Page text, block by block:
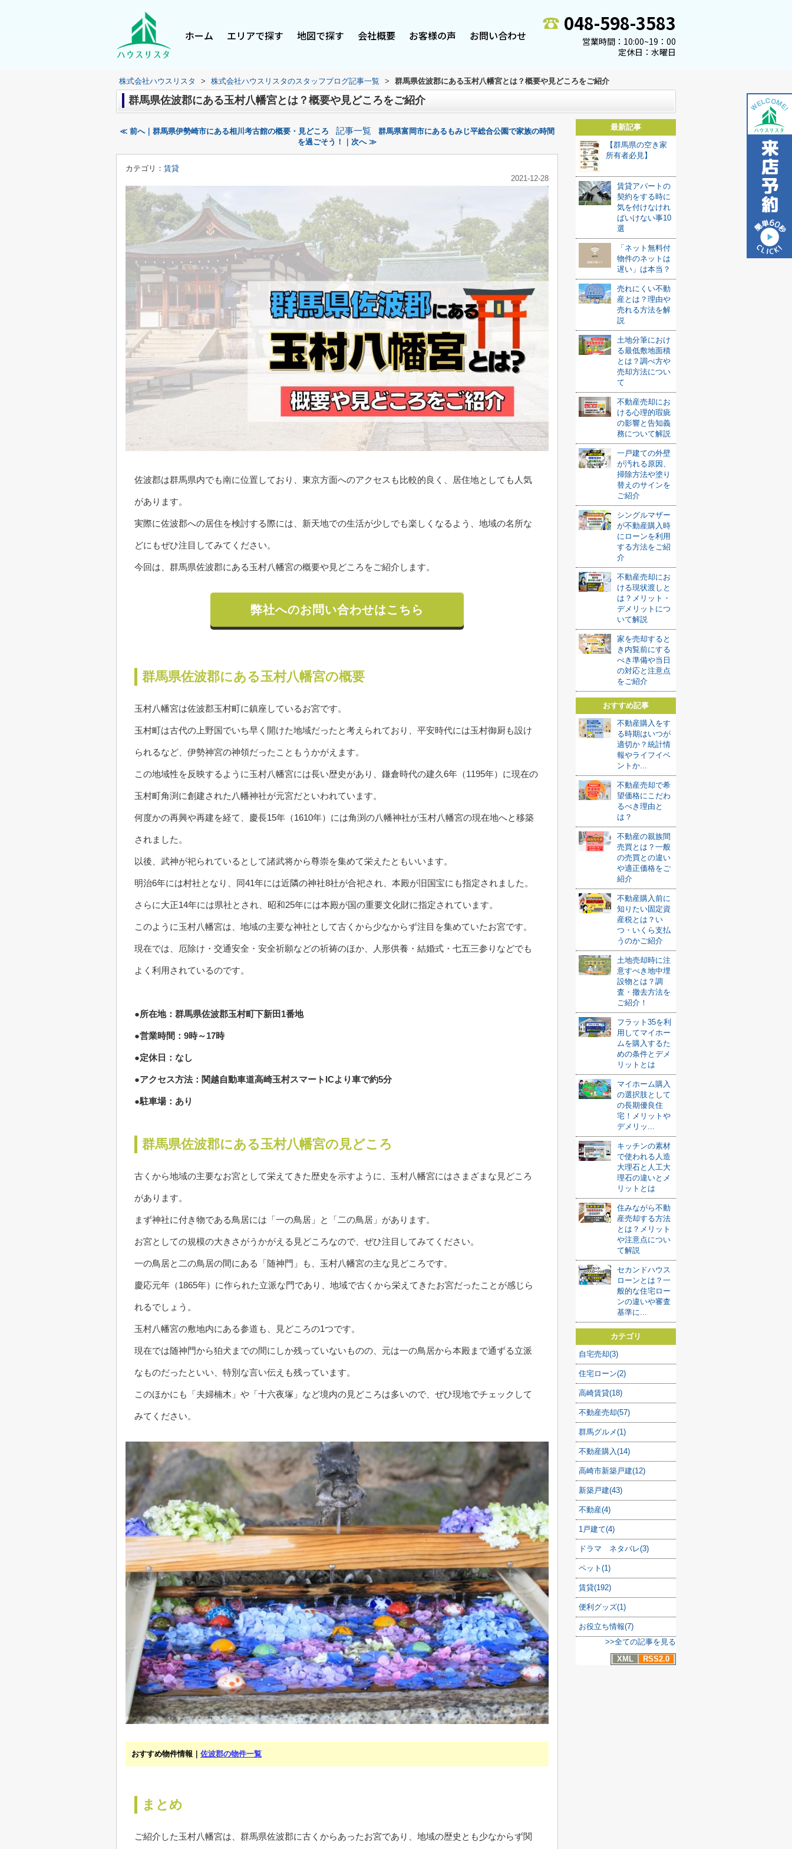
ホーム エリアで探す 地図で探す 会社概要 お客様の声 お問い合わせ
048-598-3583
営業時間：10:00~19：00
定休日：水曜日
株式会社ハウスリスタ > 株式会社ハウスリスタのスタッフブログ記事一覧 > 群馬県佐波郡にある玉村八幡宮とは？概要や見どころをご紹介
群馬県佐波郡にある玉村八幡宮とは？概要や見どころをご紹介
≪ 前へ｜群馬県伊勢崎市にある相川考古館の概要・見どころ 記事一覧
群馬県富岡市にあるもみじ平総合公園で家族の時間
を過ごそう！｜次へ ≫
カテゴリ： 賃貸
2021-12-28
佐波郡は群馬県内でも南に位置しており、東京方面へのアクセスも比較的良く、居住地としても人気
があります。
実際に佐波郡への居住を検討する際には、新天地での生活が少しでも楽しくなるよう、地域の名所な
どにもぜひ注目してみてください。
今回は、群馬県佐波郡にある玉村八幡宮の概要や見どころをご紹介します。
弊社へのお問い合わせはこちら
群馬県佐波郡にある玉村八幡宮の概要
玉村八幡宮は佐波郡玉村町に鎮座しているお宮です。
玉村町は古代の上野国でいち早く開けた地域だったと考えられており、平安時代には玉村御厨も設け
られるなど、伊勢神宮の神領だったこともうかがえます。
この地域性を反映するように玉村八幡宮には長い歴史があり、鎌倉時代の建久6年（1195年）に現在の
玉村町角渕に創建された八幡神社が元宮だといわれています。
何度かの再興や再建を経て、慶長15年（1610年）には角渕の八幡神社が玉村八幡宮の現在地へと移築
されました。
以後、武神が祀られているとして諸武将から尊崇を集めて栄えたともいいます。
明治6年には村社となり、同41年には近隣の神社8社が合祀され、本殿が旧国宝にも指定されました。
さらに大正14年には県社とされ、昭和25年には本殿が国の重要文化財に指定されています。
このように玉村八幡宮は、地域の主要な神社として古くから少なからず注目を集めていたお宮です。
現在では、厄除け・交通安全・安全祈願などの祈祷のほか、人形供養・結婚式・七五三参りなどでも
よく利用されているのです。
●所在地：群馬県佐波郡玉村町下新田1番地
●営業時間：9時～17時
●定休日：なし
●アクセス方法：関越自動車道高崎玉村スマートICより車で約5分
●駐車場：あり
群馬県佐波郡にある玉村八幡宮の見どころ
古くから地域の主要なお宮として栄えてきた歴史を示すように、玉村八幡宮にはさまざまな見どころ
があります。
まず神社に付き物である鳥居には「一の鳥居」と「二の鳥居」があります。
お宮としての規模の大きさがうかがえる見どころなので、ぜひ注目してみてください。
一の鳥居と二の鳥居の間にある「随神門」も、玉村八幡宮の主な見どころです。
慶応元年（1865年）に作られた立派な門であり、地域で古くから栄えてきたお宮だったことが感じら
れるでしょう。
玉村八幡宮の敷地内にある参道も、見どころの1つです。
現在では随神門から狛犬までの間にしか残っていないものの、元は一の鳥居から本殿まで通ずる立派
なものだったといい、特別な言い伝えも残っています。
このほかにも「夫婦楠木」や「十六夜塚」など境内の見どころは多いので、ぜひ現地でチェックして
みてください。
おすすめ物件情報｜ 佐波郡の物件一覧
まとめ
ご紹介した玉村八幡宮は、群馬県佐波郡に古くからあったお宮であり、地域の歴史とも少なからず関
最新記事
【群馬県の空き家
所有者必見】
賃貸アパートの
契約をする時に
気を付けなけれ
ばいけない事10
選
「ネット無料付
物件のネットは
遅い」は本当？
売れにくい不動
産とは？理由や
売れる方法を解
説
土地分筆におけ
る最低敷地面積
とは？調べ方や
売却方法につい
て
不動産売却にお
ける心理的瑕疵
の影響と告知義
務について解説
一戸建ての外壁
が汚れる原因、
掃除方法や塗り
替えのサインを
ご紹介
シングルマザー
が不動産購入時
にローンを利用
する方法をご紹
介
不動産売却にお
ける現状渡しと
は？メリット・
デメリットにつ
いて解説
家を売却すると
き内覧前にする
べき準備や当日
の対応と注意点
をご紹介
おすすめ記事
不動産購入をす
る時期はいつが
適切か？統計情
報やライフイベ
ントか...
不動産売却で希
望価格にこだわ
るべき理由と
は？
不動産の親族間
売買とは？一般
の売買との違い
や適正価格をご
紹介
不動産購入前に
知りたい固定資
産税とは？い
つ・いくら支払
うのかご紹介
土地売却時に注
意すべき地中埋
設物とは？調
査・撤去方法を
ご紹介！
フラット35を利
用してマイホー
ムを購入するた
めの条件とデメ
リットとは
マイホーム購入
の選択肢として
の長期優良住
宅！メリットや
デメリッ...
キッチンの素材
で使われる人造
大理石と人工大
理石の違いとメ
リットとは
住みながら不動
産売却する方法
とは？メリット
や注意点につい
て解説
セカンドハウス
ローンとは？一
般的な住宅ロー
ンの違いや審査
基準に...
カテゴリ
自宅売却(3)
住宅ローン(2)
高崎賃貸(18)
不動産売却(57)
群馬グルメ(1)
不動産購入(14)
高崎市新築戸建(12)
新築戸建(43)
不動産(4)
1戸建て(4)
ドラマ ネタバレ(3)
ペット(1)
賃貸(192)
便利グッズ(1)
お役立ち情報(7)
>>全ての記事を見る
XML
RSS2.0